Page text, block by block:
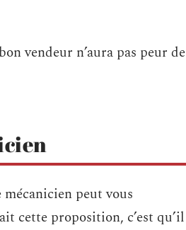
vendeur n’aura pas peur de
peut vous
cette proposition, c’est qu’il